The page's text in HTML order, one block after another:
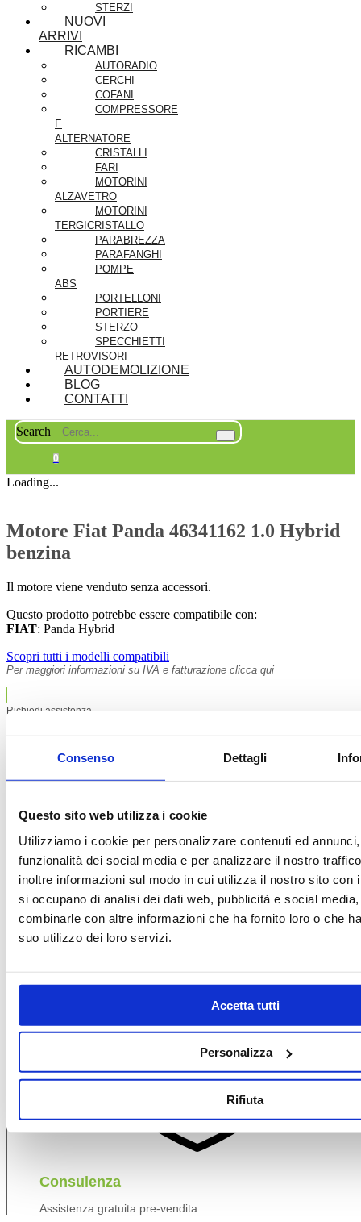
Consenso Dettagli
Questo sito web utilizza i cookie
Utilizziamo i cookie per personalizzare contenuti ed
funzionalità dei social media e per analizzare il nostro
inoltre informazioni sul modo in cui utilizza il nostro sito con
si occupano di analisi dei dati web, pubblicità e social
combinarle con altre informazioni che ha fornito loro o che
suo utilizzo dei loro servizi.
Accetta tutti
Personalizza
Rifiuta
STERZI
NUOVI
ARRIVI
RICAMBI
AUTORADIO
CERCHI
COFANI
COMPRESSORE
E
ALTERNATORE
CRISTALLI
FARI
MOTORINI
ALZAVETRO
MOTORINI
TERGICRISTALLO
PARABREZZA
PARAFANGHI
POMPE
ABS
PORTELLONI
PORTIERE
STERZO
SPECCHIETTI
RETROVISORI
AUTODEMOLIZIONE
BLOG
CONTATTI
Search
0
Loading...
Motore Fiat Panda 46341162 1.0 Hybrid
benzina
Il motore viene venduto senza accessori.
Questo prodotto potrebbe essere compatibile con:
FIAT: Panda Hybrid
Scopri tutti i modelli compatibili
Per maggiori informazioni su IVA e fatturazione clicca qui
Richiedi assistenza
Consulenza
Assistenza gratuita pre-vendita